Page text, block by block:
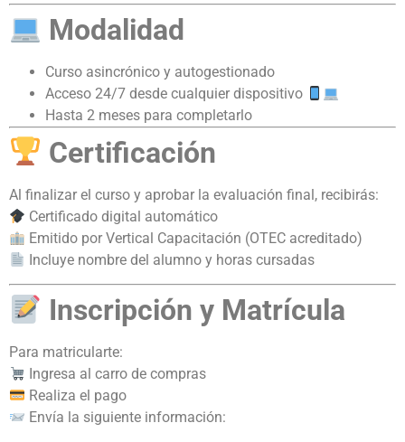
Modalidad
Curso asincrónico y autogestionado
Acceso 24/7 desde cualquier dispositivo
Hasta 2 meses para completarlo
Certificación
Al finalizar el curso y aprobar la evaluación final, recibirás:
Certificado digital automático
Emitido por Vertical Capacitación (OTEC acreditado)
Incluye nombre del alumno y horas cursadas
Inscripción y Matrícula
Para matricularte:
Ingresa al carro de compras
Realiza el pago
Envía la siguiente información: